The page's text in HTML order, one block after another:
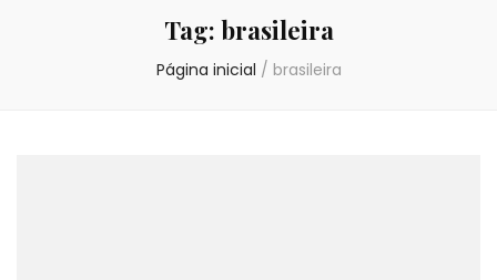
Tag: brasileira
Página inicial / brasileira